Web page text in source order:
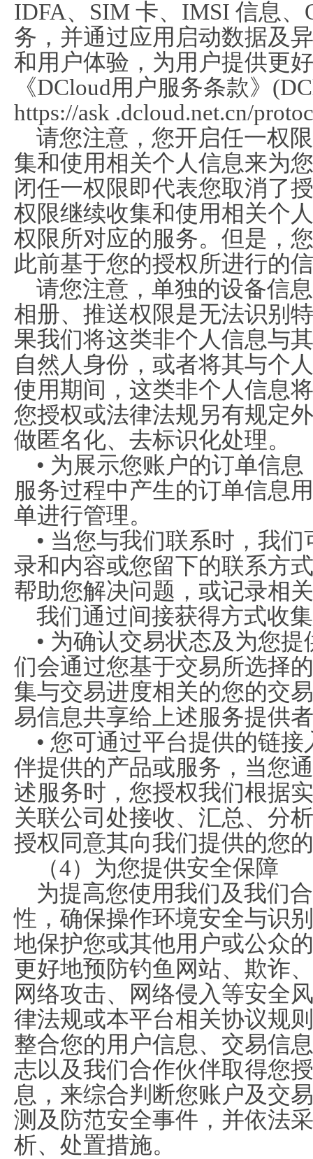
IDFA、SIM 卡、IMSI 信息
务，并通过应用启动数据及
和用户体验，为用户提供更
《DCloud用户服务条款》
https://ask .dcloud.net.cn/
请您注意，您开启任一权
集和使用相关个人信息来为
闭任一权限即代表您取消了
权限继续收集和使用相关个
权限所对应的服务。但是，
此前基于您的授权所进行的
请您注意，单独的设备信
相册、推送权限是无法识别
果我们将这类非个人信息与
自然人身份，或者将其与个
使用期间，这类非个人信息
您授权或法律法规另有规定
做匿名化、去标识化处理。
• 为展示您账户的订单信
服务过程中产生的订单信息
单进行管理。
• 当您与我们联系时，我
录和内容或您留下的联系方
帮助您解决问题，或记录相
我们通过间接获得方式收
• 为确认交易状态及为您
们会通过您基于交易所选择
集与交易进度相关的您的交
易信息共享给上述服务提供
• 您可通过平台提供的链
伴提供的产品或服务，当您
述服务时，您授权我们根据
关联公司处接收、汇总、分
授权同意其向我们提供的您
（4）为您提供安全保障
为提高您使用我们及我们
性，确保操作环境安全与识
地保护您或其他用户或公众
更好地预防钓鱼网站、欺诈
网络攻击、网络侵入等安全
律法规或本平台相关协议规
整合您的用户信息、交易信
志以及我们合作伙伴取得您
息，来综合判断您账户及交
测及防范安全事件，并依法
析、处置措施。